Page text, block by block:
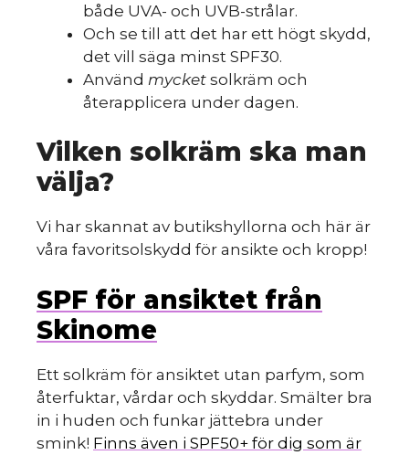
både UVA- och UVB-strålar.
Och se till att det har ett högt skydd,
det vill säga minst SPF30.
Använd mycket solkräm och
återapplicera under dagen.
Vilken solkräm ska man
välja?
Vi har skannat av butikshyllorna och här är
våra favoritsolskydd för ansikte och kropp!
SPF för ansiktet från
Skinome
Ett solkräm för ansiktet utan parfym, som
återfuktar, vårdar och skyddar. Smälter bra
in i huden och funkar jättebra under
smink! Finns även i SPF50+ för dig som är